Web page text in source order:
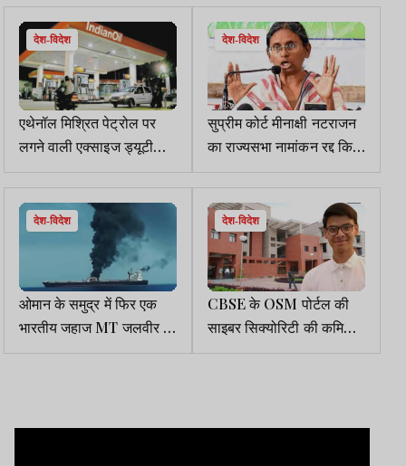
कार्रवाई शुरू
मुलाकात निजी थी
देश-विदेश
एथेनॉल मिश्रित पेट्रोल पर
लगने वाली एक्साइज ड्यूटी
खत्म, सस्ता हो सकता है
पेट्रोल, जेब को मिलेगी राहत
देश-विदेश
सुप्रीम कोर्ट मीनाक्षी नटराजन
का राज्यसभा नामांकन रद्द किये
जाने के मामले की सुनवाई
शुक्रवार को करेगा
देश-विदेश
ओमान के समुद्र में फिर एक
भारतीय जहाज MT जलवीर पर
हमला, लगातार हो रहे हैं हमले
देश-विदेश
CBSE के OSM पोर्टल की
साइबर सिक्योरिटी की कमियों
पर ब्लॉग लिखने वाले निसर्ग को